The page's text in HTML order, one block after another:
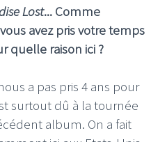
Lost... Comme
avez pris votre temps
quelle raison ici ?
a pas pris 4 ans pour
surtout dû à la tournée
album. On a fait